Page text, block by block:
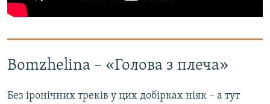
Bomzhelina – «Голова з плеча»
Без іронічних треків у цих добірках ніяк – а тут